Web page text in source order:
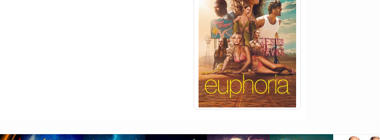
Euphoria 3ª Temporada
Torrent (2026) WEB-DL 1080p
Dual Áudio